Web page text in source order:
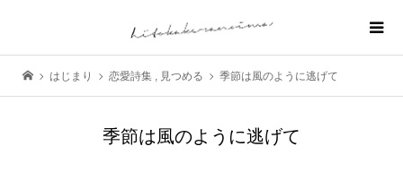
はじまり 恋愛詩集 , 見つめる 季節は風のように逃げて
季節は風のように逃げて